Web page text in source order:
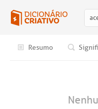
Resumo